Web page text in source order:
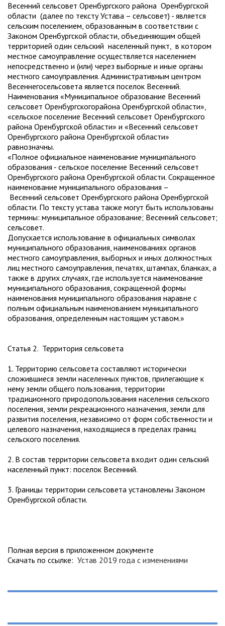
Весенний сельсовет Оренбургского района Оренбургской
области (далее по тексту Устава – сельсовет) - является
сельским поселением, образованным в соответствии с
Законом Оренбургской области, объединяющим общей
территорией один сельский населенный пункт, в котором
местное самоуправление осуществляется населением
непосредственно и (или) через выборные и иные органы
местного самоуправления. Административным центром
Весеннегосельсовета является поселок Весенний.
Наименования «Муниципальное образование Весенний
сельсовет Оренбургскогорайона Оренбургской области»,
«сельское поселение Весенний сельсовет Оренбургского
района Оренбургской области» и «Весенний сельсовет
Оренбургского района Оренбургской области»
равнозначны.
«Полное официальное наименование муниципального
образования - сельское поселение Весенний сельсовет
Оренбургского района Оренбургской области. Сокращенное
наименование муниципального образования –
Весенний сельсовет Оренбургского района Оренбургской
области. По тексту устава также могут быть использованы
термины: муниципальное образование; Весенний сельсовет;
сельсовет.
Допускается использование в официальных символах
муниципального образования, наименованиях органов
местного самоуправления, выборных и иных должностных
лиц местного самоуправления, печатях, штампах, бланках, а
также в других случаях, где используется наименование
муниципального образования, сокращенной формы
наименования муниципального образования наравне с
полным официальным наименованием муниципального
образования, определенным настоящим уставом.»
Статья 2. Территория сельсовета
1. Территорию сельсовета составляют исторически
сложившиеся земли населенных пунктов, прилегающие к
нему земли общего пользования, территории
традиционного природопользования населения сельского
поселения, земли рекреационного назначения, земли для
развития поселения, независимо от форм собственности и
целевого назначения, находящиеся в пределах границ
сельского поселения.
2. В состав территории сельсовета входит один сельский
населенный пункт: поселок Весенний.
3. Границы территории сельсовета установлены Законом
Оренбургской области.
Полная версия в приложенном документе
Скачать по ссылке: Устав 2019 года с изменениями